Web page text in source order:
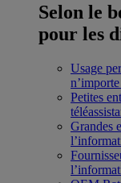
Selon le
pour les
Usage
Petites
Grandes